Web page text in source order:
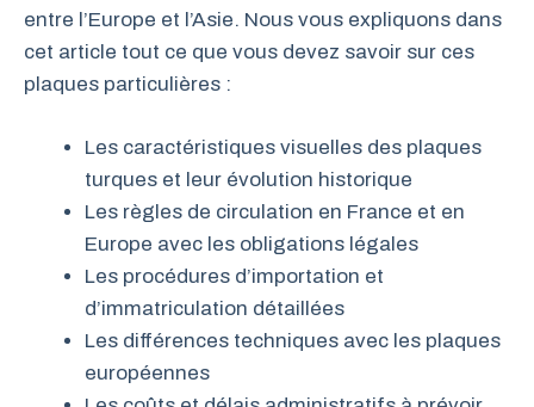
entre l’Europe et l’Asie. Nous vous expliquons dans
cet article tout ce que vous devez savoir sur ces
plaques particulières :
Les caractéristiques visuelles des plaques
turques et leur évolution historique
Les règles de circulation en France et en
Europe avec les obligations légales
Les procédures d’importation et
d’immatriculation détaillées
Les différences techniques avec les plaques
européennes